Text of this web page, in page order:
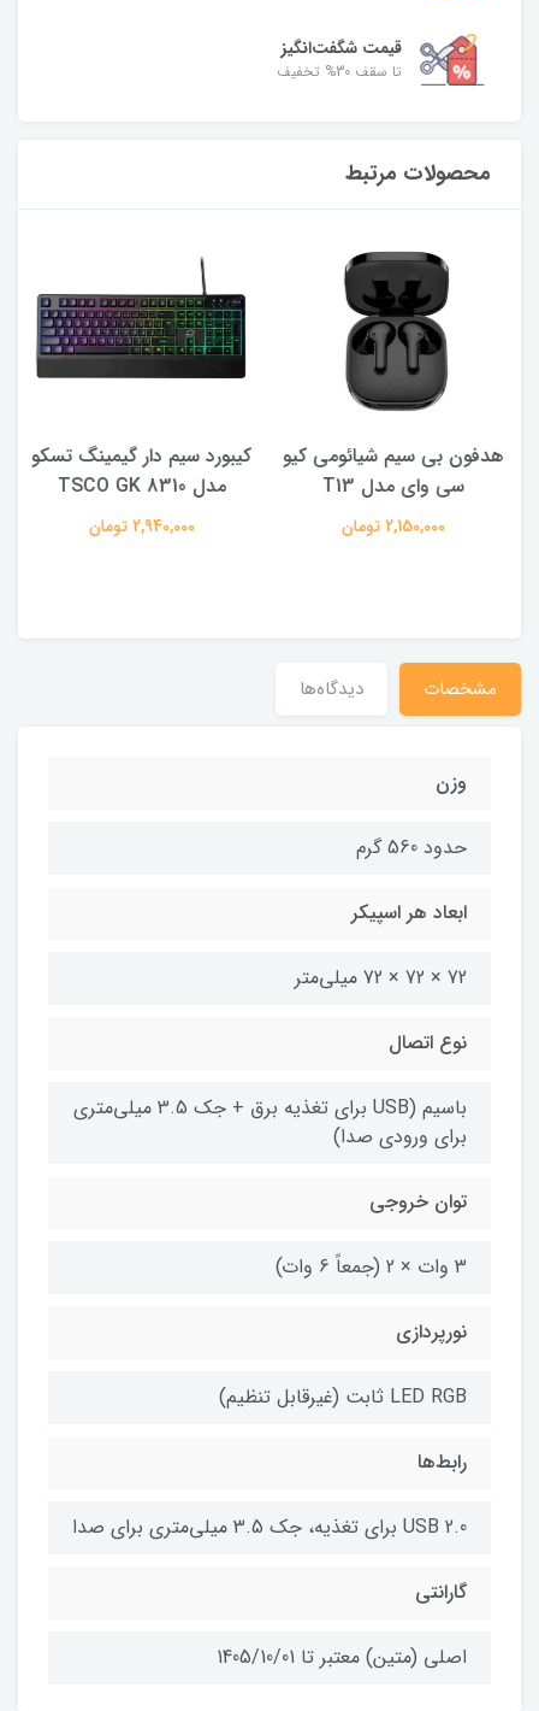
قیمت شگفت‌انگیز
تا سقف 30% تخفیف
محصولات مرتبط
هدفون بی سیم شیائومی کیو
سی وای مدل T13
2,150,000 تومان
کیبورد سیم دار گیمینگ تسکو
مدل TSCO GK 8310
2,940,000 تومان
مشخصات دیدگاه‌ها
وزن
حدود 560 گرم
ابعاد هر اسپیکر
72 × 72 × 72 میلی‌متر
نوع اتصال
باسیم (USB برای تغذیه برق + جک 3.5 میلی‌متری
برای ورودی صدا)
توان خروجی
3 وات × 2 (جمعاً 6 وات)
نورپردازی
LED RGB ثابت (غیرقابل تنظیم)
رابط‌ها
USB 2.0 برای تغذیه، جک 3.5 میلی‌متری برای صدا
گارانتی
اصلی (متین) معتبر تا 1405/10/01